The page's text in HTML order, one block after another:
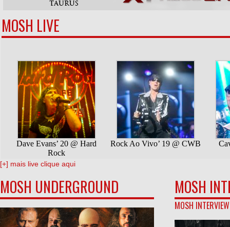
MOSH LIVE
[+] mais live clique aqui
MOSH UNDERGROUND MOSH
MOSH